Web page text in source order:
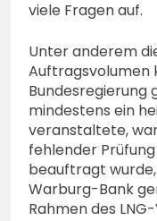
viele Fragen auf.
Unter anderem
Auftragsvolumen
Bundesregierung
mindestens ein
veranstaltete,
fehlender
beauftragt
Warburg-Bank
Rahmen des